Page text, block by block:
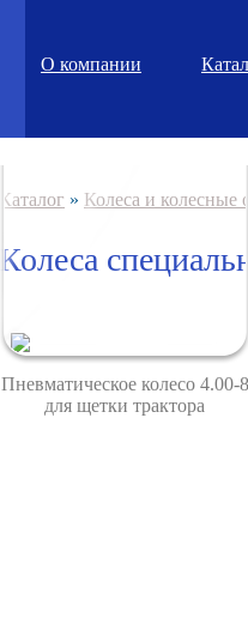
О компании
Каталог » Колеса и колесные
Колеса
Пневматическое колесо 4.00-8
для щетки трактора